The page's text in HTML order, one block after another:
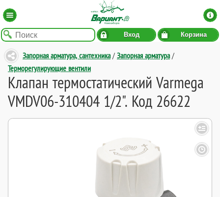
Вход Корзина
Запорная арматура, сантехника/ Запорная арматура/
Терморегулирующие вентили
Клапан термостатический Varmega
VMDV06-310404 1/2". Код 26622